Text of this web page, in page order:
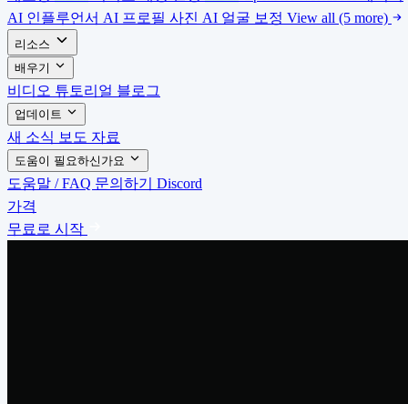
AI 인플루언서 AI 프로필 사진 AI 얼굴 보정 View all (5 more)
리소스
배우기
비디오 튜토리얼 블로그
업데이트
새 소식 보도 자료
도움이 필요하신가요
도움말 / FAQ 문의하기 Discord
가격
무료로 시작